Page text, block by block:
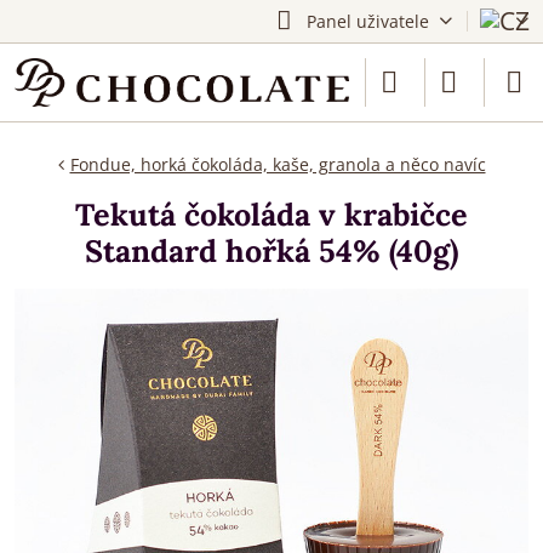
Panel uživatele
Fondue, horká čokoláda, kaše, granola a něco navíc
Tekutá čokoláda v krabičce
Standard hořká 54% (40g)